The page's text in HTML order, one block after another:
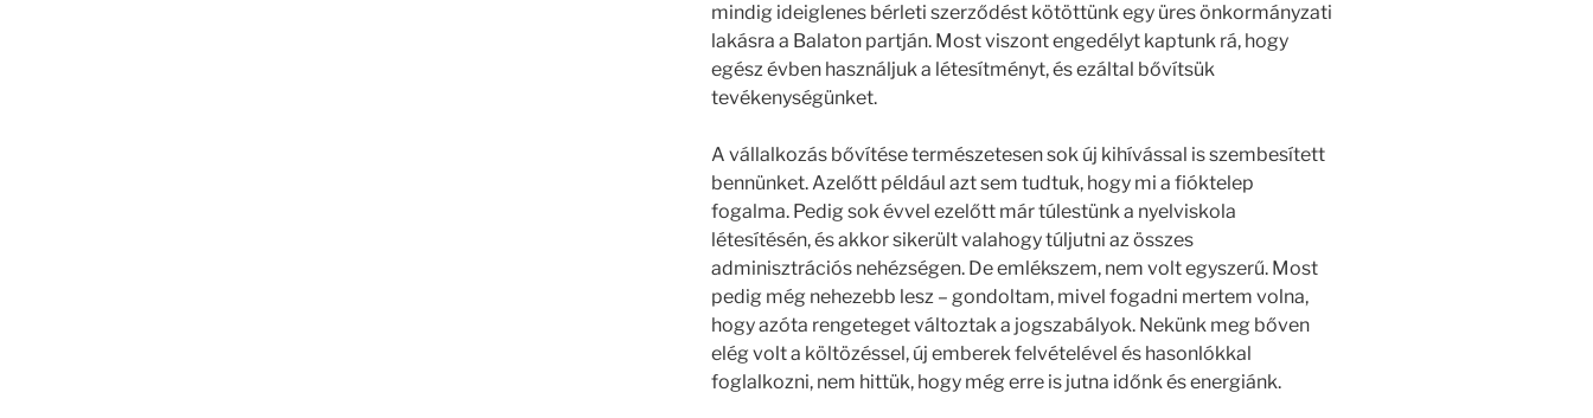
mindig ideiglenes bérleti szerződést kötöttünk egy üres önkormányzati
lakásra a Balaton partján. Most viszont engedélyt kaptunk rá, hogy
egész évben használjuk a létesítményt, és ezáltal bővítsük
tevékenységünket.
A vállalkozás bővítése természetesen sok új kihívással is szembesített
bennünket. Azelőtt például azt sem tudtuk, hogy mi a fióktelep
fogalma. Pedig sok évvel ezelőtt már túlestünk a nyelviskola
létesítésén, és akkor sikerült valahogy túljutni az összes
adminisztrációs nehézségen. De emlékszem, nem volt egyszerű. Most
pedig még nehezebb lesz – gondoltam, mivel fogadni mertem volna,
hogy azóta rengeteget változtak a jogszabályok. Nekünk meg bőven
elég volt a költözéssel, új emberek felvételével és hasonlókkal
foglalkozni, nem hittük, hogy még erre is jutna időnk és energiánk.